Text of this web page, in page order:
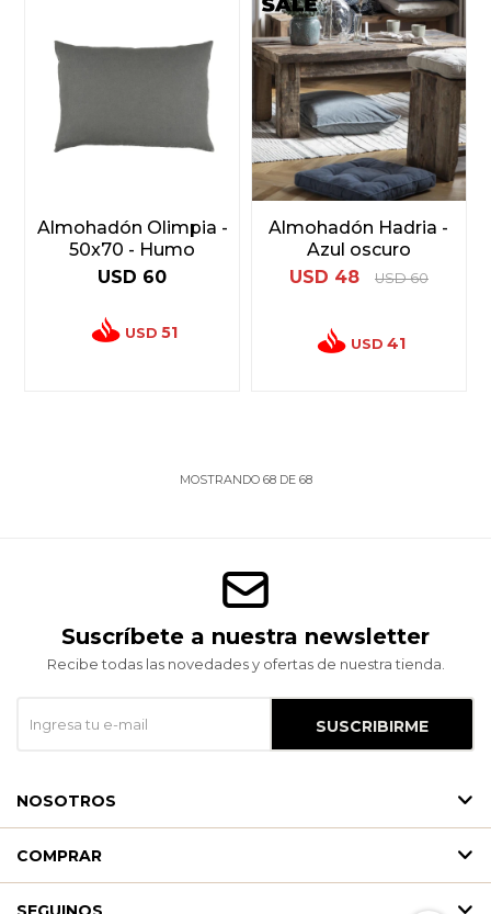
Almohadón Olimpia -
50x70 - Humo
USD 60
USD 51
Almohadón Hadria -
Azul oscuro
USD 48 USD 60
USD 41
MOSTRANDO 68DE 68
Suscríbete a nuestra newsletter
Recibe todas las novedades y ofertas de nuestra tienda.
SUSCRIBIRME
NOSOTROS
COMPRAR